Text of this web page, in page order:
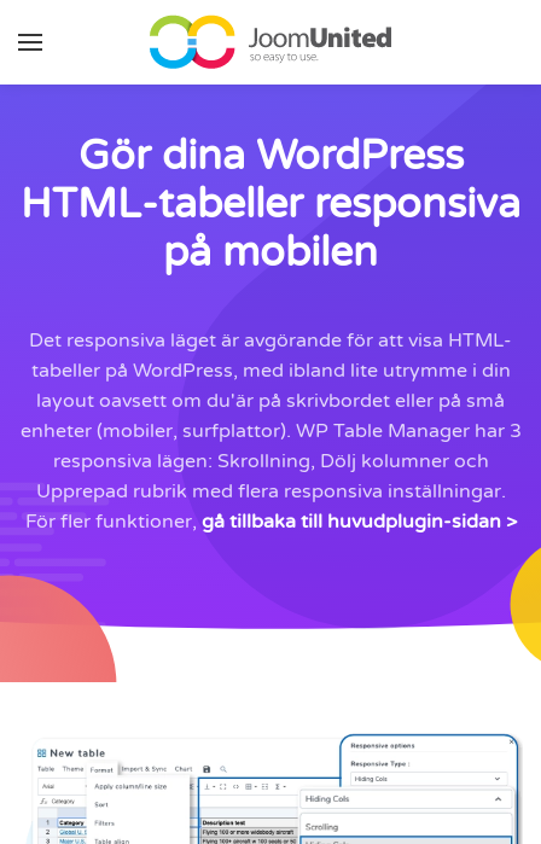
Hoppa till huvudinnehåll
Gör dina WordPress
HTML-tabeller responsiva
på mobilen
Det responsiva läget är avgörande för att visa HTML-
tabeller på WordPress, med ibland lite utrymme i din
layout oavsett om du'är på skrivbordet eller på små
enheter (mobiler, surfplattor). WP Table Manager har 3
responsiva lägen: Skrollning, Dölj kolumner och
Upprepad rubrik med flera responsiva inställningar.
För fler funktioner, gå tillbaka till huvudplugin-sidan >